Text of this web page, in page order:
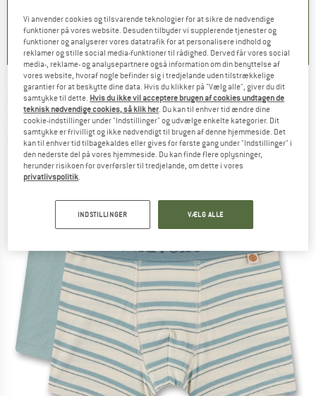
) 4,6(10) 5,0(3)
SANETTA -Kid's Boys Pure Doppelpack
Shorts - Underbukser
(0)
Vi anvender cookies og tilsvarende teknologier for at sikre de nødvendige
funktioner på vores website. Desuden tilbyder vi supplerende tjenester og
funktioner og analyserer vores datatrafik for at personalisere indhold og
reklamer og stille social media-funktioner til rådighed. Derved får vores social
media-, reklame- og analysepartnere også information om din benyttelse af
vores website, hvoraf nogle befinder sig i tredjelande uden tilstrækkelige
garantier for at beskytte dine data. Hvis du klikker på "Vælg alle", giver du dit
samtykke til dette. Hvis du ikke vil acceptere brugen af cookies undtagen de
teknisk nødvendige cookies, så klik her . Du kan til enhver tid ændre dine
cookie-indstillinger under "Indstillinger" og udvælge enkelte kategorier. Dit
samtykke er frivilligt og ikke nødvendigt til brugen af denne hjemmeside. Det
kan til enhver tid tilbagekaldes eller gives for første gang under "Indstillinger" i
den nederste del på vores hjemmeside. Du kan finde flere oplysninger,
herunder risikoen for overførsler til tredjelande, om dette i vores
privatlivspolitik
INDSTILLINGER VÆLG ALLE